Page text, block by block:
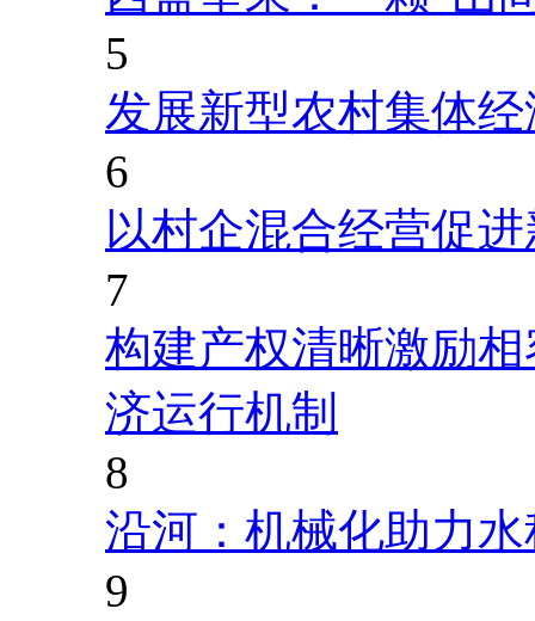
5
发展新型农村集体
6
以村企混合经营促
7
构建产权清晰激励
济运行机制
8
沿河：机械化助力
9